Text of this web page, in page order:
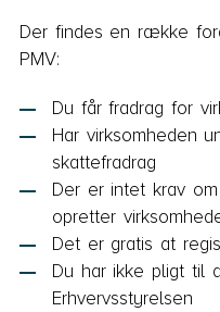
Der findes en række
PMV:
Du får fradrag for
Har virksomheden
skattefradrag
Der er intet krav
opretter
Det er gratis at
Du har ikke pligt til
Erhvervsstyrelsen